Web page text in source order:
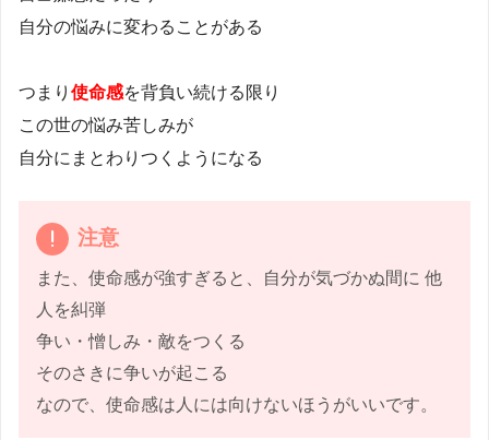
自分の悩みに変わることがある
つまり 使命感を背負い続ける限り
この世の悩み苦しみが
自分にまとわりつくようになる
注意
また、使命感が強すぎると、自分が気づかぬ間に 他
人を糾弾
争い・憎しみ・敵をつくる
そのさきに争いが起こる
なので、使命感は人には向けないほうがいいです。